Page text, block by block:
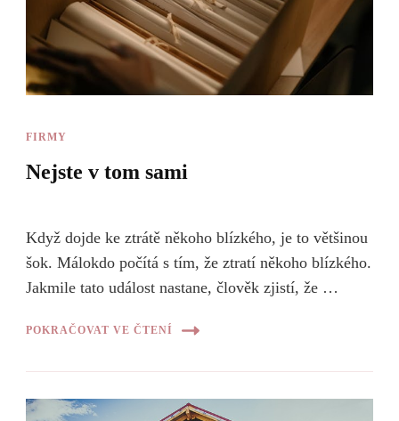
FIRMY
Nejste v tom sami
Když dojde ke ztrátě někoho blízkého, je to většinou
šok. Málokdo počítá s tím, že ztratí někoho blízkého.
Jakmile tato událost nastane, člověk zjistí, že …
POKRAČOVAT VE ČTENÍ